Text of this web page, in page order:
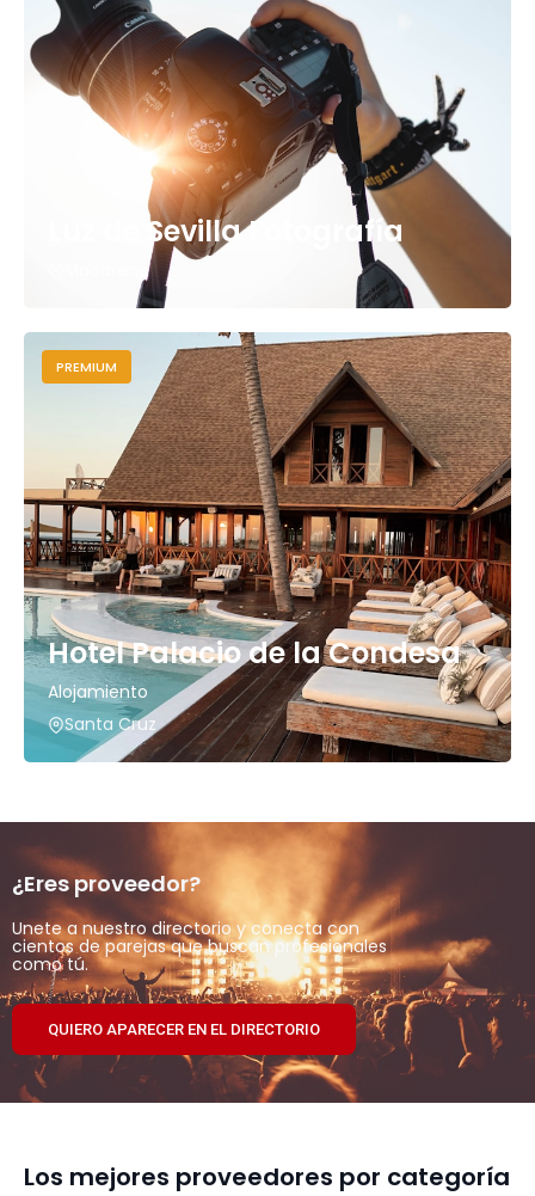
Luz de Sevilla Fotografía
Macarena
PREMIUM
Hotel Palacio de la Condesa
Alojamiento
Santa Cruz
¿Eres proveedor?
Unete a nuestro directorio y conecta con
cientos de parejas que buscan profesionales
como tú.
QUIERO APARECER EN EL DIRECTORIO
Los mejores proveedores por categoría